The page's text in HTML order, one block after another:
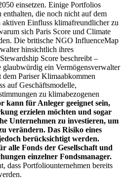
einsetzen. Einige Portfolios
die noch nicht auf dem
aktiven Einfluss klimafreundlicher zu
sich Paris Score und Climate
Die britische NGO InfluenceMap
hinsichtlich ihres
Score beschreibt –
ein Vermögensverwalter
Pariser Klimaabkommen
auf Geschäftsmodelle,
zu klimabezogenen
kann für Anleger geeignet sein,
erzielen möchten und sogar
Unternehmen zu investieren, um
verändern. Das Risiko eines
berücksichtigt werden.
alle Fonds der Gesellschaft und
einzelner Fondsmanager.
dass Portfoliounternehmen bereits